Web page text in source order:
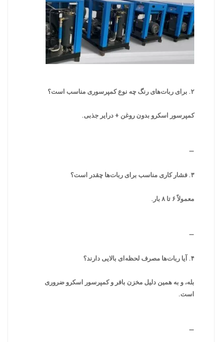
۲. برای ربات‌های رنگ چه نوع کمپرسوری مناسب است؟
کمپرسور اسکرو بدون روغن + درایر جذبی.
—
۳. فشار کاری مناسب برای ربات‌ها چقدر است؟
معمولاً ۶ تا ۸ بار.
—
۴. آیا ربات‌ها مصرف لحظه‌ای بالایی دارند؟
بله، و به همین دلیل مخزن بافر و کمپرسور اسکرو ضروری
است.
—